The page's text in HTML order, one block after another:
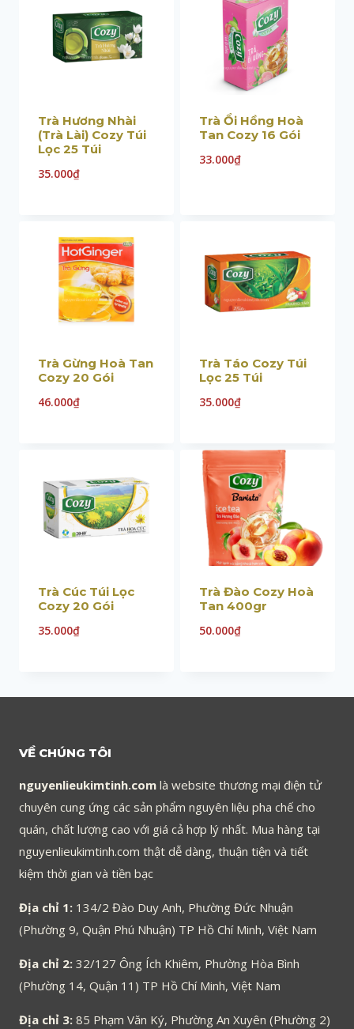
Trà Hương Nhài
(Trà Lài) Cozy Túi
Lọc 25 Túi
35.000₫
Trà Ổi Hồng Hoà
Tan Cozy 16 Gói
33.000₫
Trà Gừng Hoà Tan
Cozy 20 Gói
46.000₫
Trà Táo Cozy Túi
Lọc 25 Túi
35.000₫
Trà Cúc Túi Lọc
Cozy 20 Gói
35.000₫
Trà Đào Cozy Hoà
Tan 400gr
50.000₫
VỀ CHÚNG TÔI
nguyenlieukimtinh.com là website thương mại điện tử
chuyên cung ứng các sản phẩm nguyên liệu pha chế cho
quán, chất lượng cao với giá cả hợp lý nhất. Mua hàng tại
nguyenlieukimtinh.com thật dễ dàng, thuận tiện và tiết
kiệm thời gian và tiền bạc
Địa chỉ 1: 134/2 Đào Duy Anh, Phường Đức Nhuận
(Phường 9, Quận Phú Nhuận) TP Hồ Chí Minh, Việt Nam
Địa chỉ 2: 32/127 Ông Ích Khiêm, Phường Hòa Bình
(Phường 14, Quận 11) TP Hồ Chí Minh, Việt Nam
Địa chỉ 3: 85 Phạm Văn Ký, Phường An Xuyên (Phường 2)